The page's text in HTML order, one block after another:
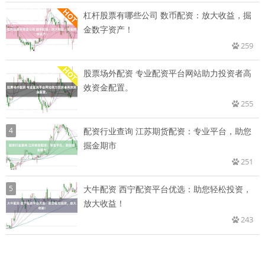
杠杆股票有哪些公司 数币配资：放大收益，掘
金数字资产！
259
股票场外配资 专业配资平台网站助力投资者高
效资金配置。
255
4
配资行业查询 江苏期货配资：专业平台，助您
掘金期市
251
5
大牛配资 西宁配资平台优选：助您轻松投资，
放大收益！
243